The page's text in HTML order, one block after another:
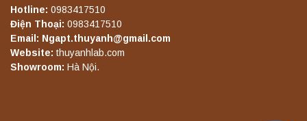
Liên hệ
Máy ly tâm tốc độ thấp để bàn TD5Z
Yonglekang – Thiết bị ly tâm phòng thí
Hotline: 0983417510
Điện Thoại: 0983417510
Email: Ngapt.thuyanh@gmail.com
Website: thuyanhlab.com
Showroom: Hà Nội.